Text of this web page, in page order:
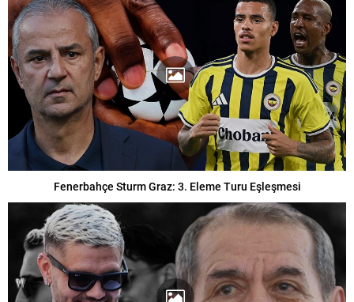
Fenerbahçe Sturm Graz: 3. Eleme Turu Eşleşmesi